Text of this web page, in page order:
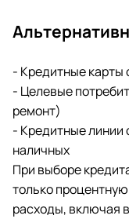
- Кредитные карты
- Целевые
ремонт)
- Кредитные линии
наличных
При выборе
только
расходы, включая